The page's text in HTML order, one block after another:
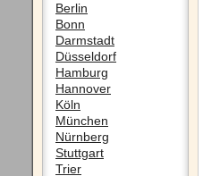
Berlin
Bonn
Darmstadt
Düsseldorf
Hamburg
Hannover
Köln
München
Nürnberg
Stuttgart
Trier